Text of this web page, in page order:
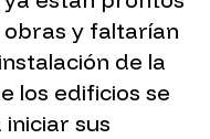
obras y faltarían
de la
los edificios se
sus